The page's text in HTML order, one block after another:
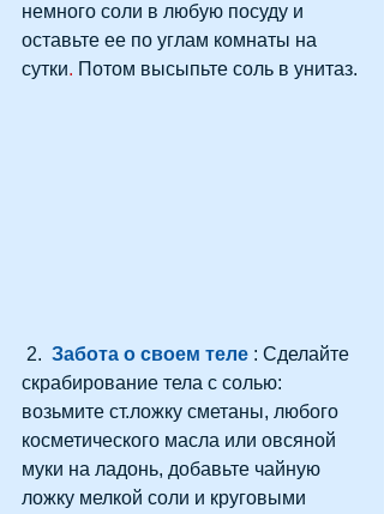
немного соли в любую посуду и
оставьте ее по углам комнаты на
сутки. Потом высыпьте соль в унитаз.
2. Забота о своем теле : Сделайте
скрабирование тела с солью:
возьмите ст.ложку сметаны, любого
косметического масла или овсяной
муки на ладонь, добавьте чайную
ложку мелкой соли и круговыми